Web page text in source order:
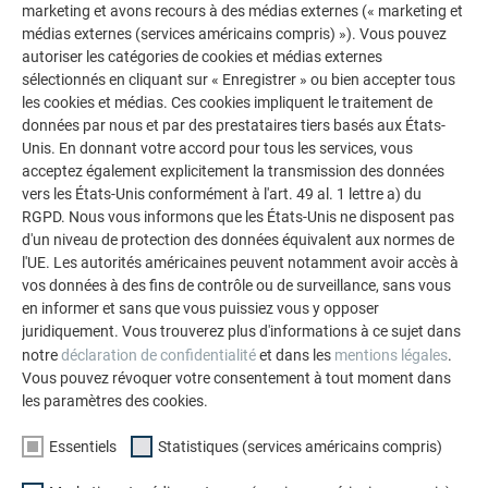
LAISSEZ-VOUS INSPIRER
AUTRES BÂTIMENTS
La galerie de références PREFA démontre la
polyvalence de l’aluminium. Découvrez d’autres projets
impressionnants avec les solutions en aluminium
durables de PREFA pour toitures, systèmes solaires et
façades.
VOIR DAVANTAGE DE RÉFÉRENCES
marketing et avons recours à des médias externes (« marketing et
médias externes (services américains compris) »). Vous pouvez
autoriser les catégories de cookies et médias externes
sélectionnés en cliquant sur « Enregistrer » ou bien accepter tous
les cookies et médias. Ces cookies impliquent le traitement de
données par nous et par des prestataires tiers basés aux États-
Unis. En donnant votre accord pour tous les services, vous
acceptez également explicitement la transmission des données
vers les États-Unis conformément à l'art. 49 al. 1 lettre a) du
RGPD. Nous vous informons que les États-Unis ne disposent pas
d'un niveau de protection des données équivalent aux normes de
l'UE. Les autorités américaines peuvent notamment avoir accès à
vos données à des fins de contrôle ou de surveillance, sans vous
en informer et sans que vous puissiez vous y opposer
juridiquement. Vous trouverez plus d'informations à ce sujet dans
notredéclaration de confidentialitéet dans les mentions légales.
Vous pouvez révoquer votre consentement à tout moment dans
les paramètres des cookies.
Essentiels Statistiques (services américains compris)